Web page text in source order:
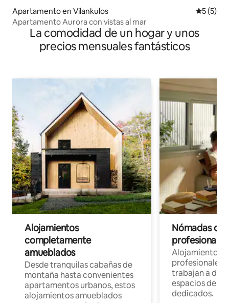
Apartamento en Vilankulos
5 (5)
Apartamento Aurora con vistas al mar
La comodidad de un hogar y unos
precios mensuales fantásticos
Alojamientos
completamente
amueblados
Desde tranquilas cabañas de
montaña hasta convenientes
apartamentos urbanos, estos
alojamientos amueblados
Nómadas
Alojamientos
profesionales
trabajan a
espacios de
dedicados.